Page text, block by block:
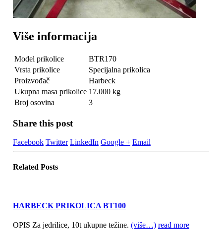
Više informacija
Model prikolice
BTR170
Vrsta prikolice
Specijalna prikolica
Proizvođač
Harbeck
Ukupna masa prikolice 17.000 kg
Broj osovina
3
Share this post
Facebook Twitter LinkedIn Google + Email
Related Posts
HARBECK PRIKOLICA BT100
OPIS Za jedrilice, 10t ukupne težine. (više…) read more